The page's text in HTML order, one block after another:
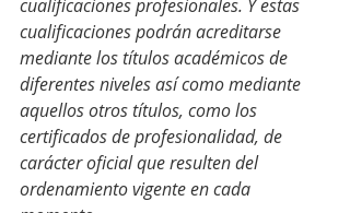
cualificaciones profesionales. Y estas
cualificaciones podrán acreditarse
mediante los títulos académicos de
diferentes niveles así como mediante
aquellos otros títulos, como los
certificados de profesionalidad, de
carácter oficial que resulten del
ordenamiento vigente en cada